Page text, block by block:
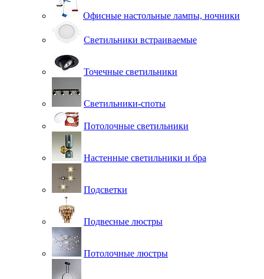
Офисные настольные лампы, ночники
Светильники встраиваемые
Точечные светильники
Светильники-споты
Потолочные светильники
Настенные светильники и бра
Подсветки
Подвесные люстры
Потолочные люстры